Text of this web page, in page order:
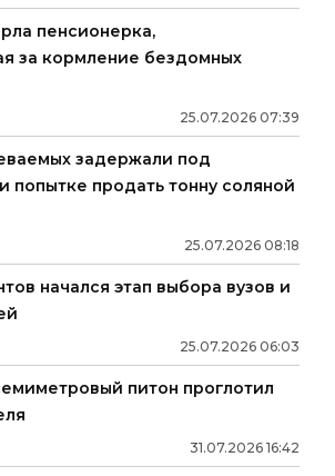
пенсионерка,
за кормление бездомных
25.07.2026 07:39
задержали под
попытке продать тонну соляной
25.07.2026 08:18
начался этап выбора вузов и
25.07.2026 06:03
питон проглотил
31.07.2026 16:42